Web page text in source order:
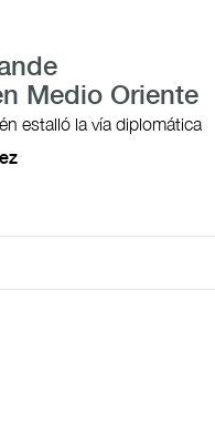
Medio Oriente
estalló la vía diplomática